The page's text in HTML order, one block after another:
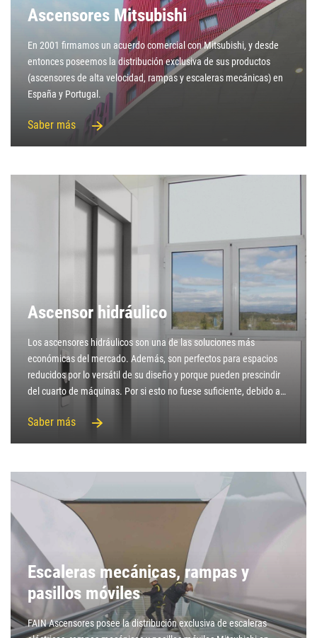
Ascensores Mitsubishi
En 2001 firmamos un acuerdo comercial con Mitsubishi, y desde
entonces poseemos la distribución exclusiva de sus productos
(ascensores de alta velocidad, rampas y escaleras mecánicas) en
España y Portugal.
Saber más
Ascensor hidráulico
Los ascensores hidráulicos son una de las soluciones más
económicas del mercado. Además, son perfectos para espacios
reducidos por lo versátil de su diseño y porque pueden prescindir
del cuarto de máquinas. Por si esto no fuese suficiente, debido a…
Saber más
Escaleras mecánicas, rampas y
pasillos móviles
FAIN Ascensores posee la distribución exclusiva de escaleras